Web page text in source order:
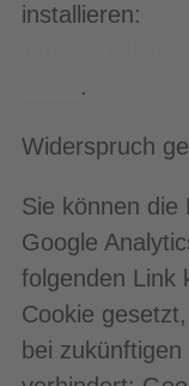
installieren:
.
Widerspruch
Sie können die
Google
folgenden Link
Cookie
bei